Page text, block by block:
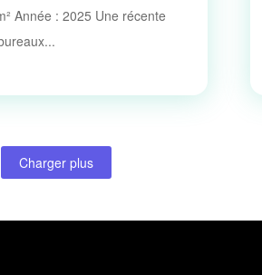
Année : 2025 Une récente
Charger plus